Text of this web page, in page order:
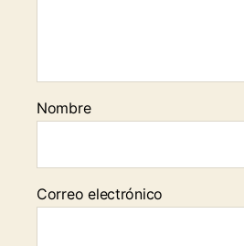
Nombre
Correo electrónico